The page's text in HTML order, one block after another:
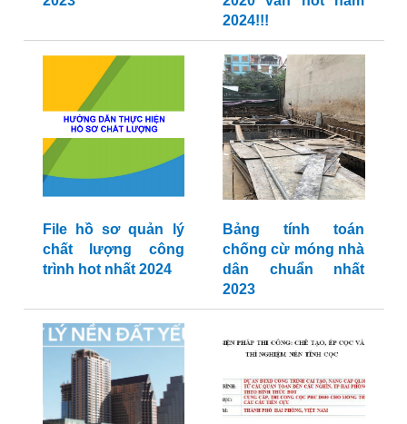
2024!!!
File hồ sơ quản lý
chất lượng công
trình hot nhất 2024
Bảng tính toán
chống cừ móng nhà
dân chuẩn nhất
2023